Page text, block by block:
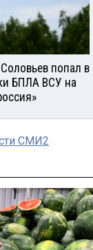
попал в
БПЛА ВСУ на
СМИ2